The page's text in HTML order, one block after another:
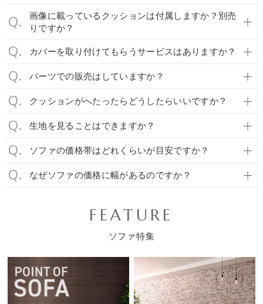
画像に載っているクッションは付属しますか？別売
りですか？
カバーを取り付けてもらうサービスはありますか？
パーツでの販売はしていますか？
クッションがへたったらどうしたらいいですか？
生地を見ることはできますか？
ソファの価格帯はどれくらいが目安ですか？
なぜソファの価格に幅があるのですか？
FEATURE
ソファ特集